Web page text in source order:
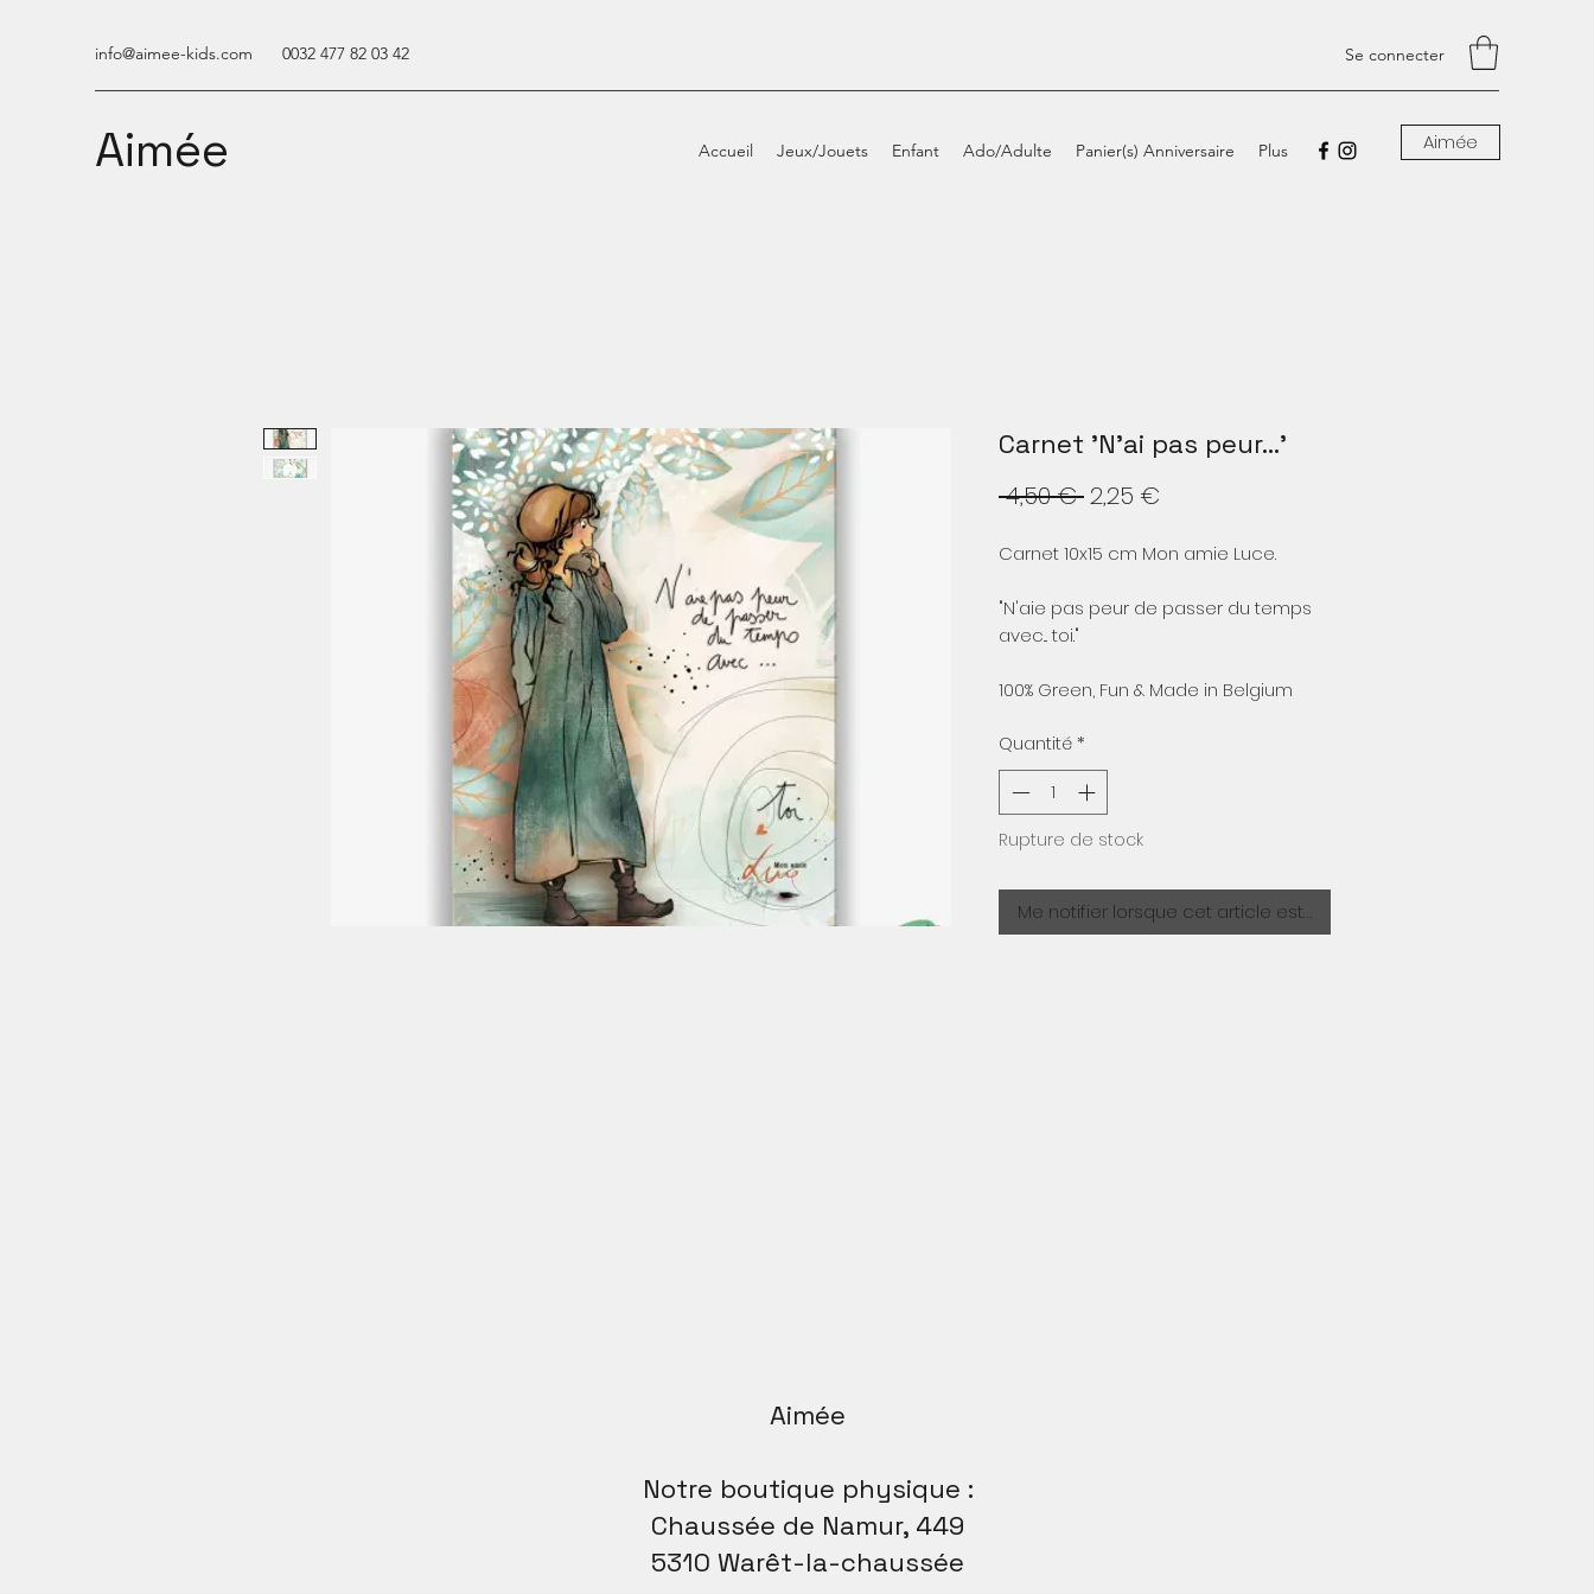
info@aimee-kids.com 0032 477 82 03 42 Se connecter
Aimée Accueil Jeux/Jouets Enfant Ado/Adulte Panier(s) Anniversaire Plus Aimée
Carnet 'N'ai pas peur...'
4,50 € Prix
2,25 €
Carnet 10x15 cm Mon amie Luce.
"N'aie pas peur de passer du temps
avec... toi."
100% Green, Fun & Made in Belgium
Quantité *
Rupture de stock
Me notifier lorsque cet article est disponible
Aimée
Notre boutique physique :
Chaussée de Namur, 449
5310 Warêt-la-chaussée